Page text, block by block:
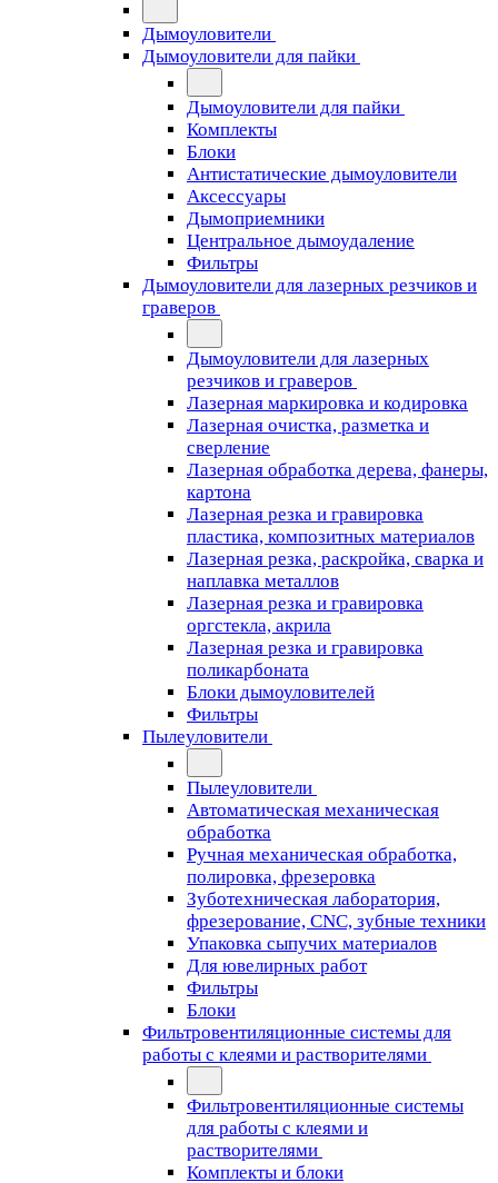
Дымоуловители
Дымоуловители для пайки
Дымоуловители для пайки
Комплекты
Блоки
Антистатические дымоуловители
Аксессуары
Дымоприемники
Центральное дымоудаление
Фильтры
Дымоуловители для лазерных резчиков и
граверов
Дымоуловители для лазерных
резчиков и граверов
Лазерная маркировка и кодировка
Лазерная очистка, разметка и
сверление
Лазерная обработка дерева, фанеры,
картона
Лазерная резка и гравировка
пластика, композитных материалов
Лазерная резка, раскройка, сварка и
наплавка металлов
Лазерная резка и гравировка
оргстекла, акрила
Лазерная резка и гравировка
поликарбоната
Блоки дымоуловителей
Фильтры
Пылеуловители
Пылеуловители
Автоматическая механическая
обработка
Ручная механическая обработка,
полировка, фрезеровка
Зуботехническая лаборатория,
фрезерование, CNC, зубные техники
Упаковка сыпучих материалов
Для ювелирных работ
Фильтры
Блоки
Фильтровентиляционные системы для
работы с клеями и растворителями
Фильтровентиляционные системы
для работы с клеями и
растворителями
Комплекты и блоки